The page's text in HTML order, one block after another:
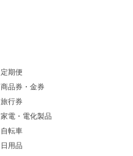
定期便
商品券・金券
旅行券
家電・電化製品
自転車
日用品